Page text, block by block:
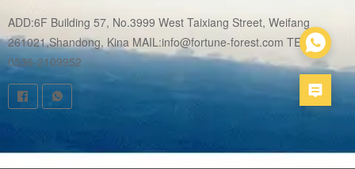
ADD:6F Building 57, No.3999 West Taixiang Street, Weifang
261021,Shandong, Kina MAIL:info@fortune-forest.com TEL:86
0536-2109952